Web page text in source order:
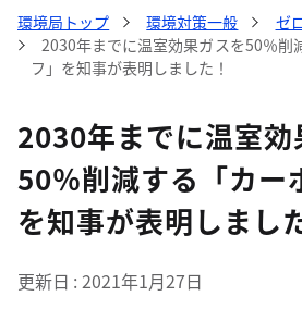
環境局トップ 環境対策一般
ゼ
2030年までに温室効果ガスを50％削
フ」を知事が表明しました！
2030年までに温室効
50％削減する「カー
を知事が表明しまし
更新日 2021年1月27日